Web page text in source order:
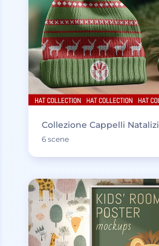
Collezione Cappelli Natalizi
6 scene